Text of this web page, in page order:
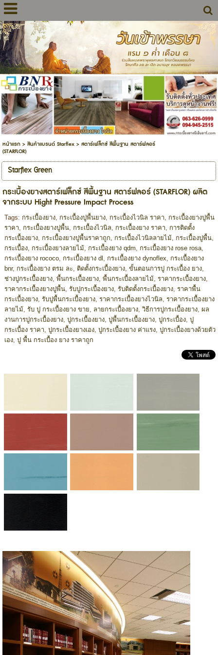
หน้าแรก> สินค้าแบรนด์ Starflex> สตาร์เฟล็กซ์ สีพื้นฐาน สตาร์ฟลอร์
(STARFLOR)
Starflex Green
กระเบื้องยางสตาร์เฟล็กซ์ สีพื้นฐาน สตาร์ฟลอร์ (STARFLOR) ผลิต
จากระบบ Hight Pressure Impact Process
Tags: กระเบื้องยาง, กระเบื้องปูพื้นยาง, กระเบื้องไวนิล ราคา
กระเบื้องยางปูพื้น
ราคา
กระเบื้องยางปูพื้น, กระเบื้องไวนิล กระเบื้องยาง ราคา
การติดตั้ง
กระเบื้องยาง, กระเบื้องยางปูพื้นราคาถูก กระเบื้องไวนิลลายไม้ กระเบื้องปูพื้น,
กระเบื้อง, กระเบื้องยางลายไม้ กระเบื้องยาง qdm กระเบื้องยาง rose rosa,
กระเบื้องยาง rococo, กระเบื้องยาง dl กระเบื้องยาง dynoflex
กระเบื้องยาง
bnr, กระเบื้องยาง ตรม ละ ติดตั้งกระเบื้องยาง, ขั้นตอนการปู กระเบื้อง ยาง,
ช่างปูกระเบื้องยาง, พื้นกระเบื้องยาง, พื้นกระเบื้องลายไม้ ราคากระเบื้องยาง,
ราคากระเบื้องยางปูพื้น, รับปูกระเบื้องยาง, รับติดตั้งกระเบื้องยาง, ราคาพื้น
กระเบื้องยาง, รับปูพื้นกระเบื้องยาง, ราคากระเบื้องยางไวนิล ราคากระเบื้องยาง
ลายไม้ รับ ปู กระเบื้องยาง ขาย ลายกระเบื้องยาง, วิธีการปูกระเบื้องยาง, ผล
งานการปูกระเบื้องยาง, ปูกระเบื้องยาง, ปูพื้นกระเบื้องยาง, ปูกระเบื้อง, ปู
กระเบื้อง ราคา ปูกระเบื้องยางเอง, ปูกระเบื้องยาง ค่าแรง, ปูกระเบื้องยางด้วยตัว
เอง, ปู พื้น กระเบื้อง ยาง ราคาถูก